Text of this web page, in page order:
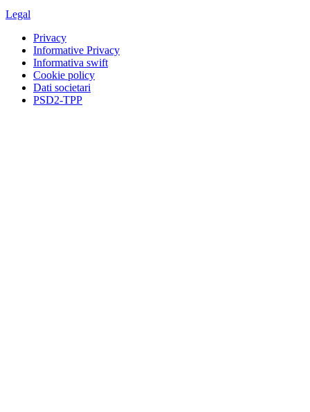
Legal
Privacy
Informative Privacy
Informativa swift
Cookie policy
Dati societari
PSD2-TPP